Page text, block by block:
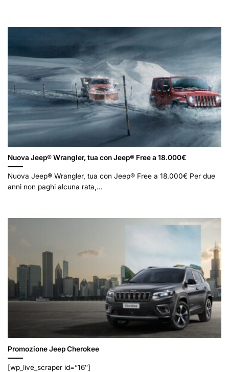
Nuova Jeep® Wrangler, tua con Jeep® Free a 18.000€
Nuova Jeep® Wrangler, tua con Jeep® Free a 18.000€ Per due
anni non paghi alcuna rata,...
Promozione Jeep Cherokee
[wp_live_scraper id=”16″]